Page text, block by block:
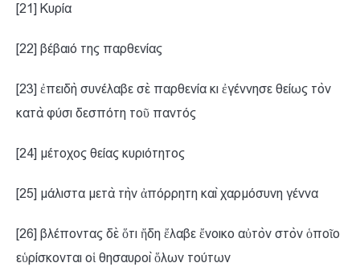
[21] Κυρία
[22] βέβαιό της παρθενίας
[23] ἐπειδὴ συνέλαβε σὲ παρθενία κι ἐγέννησε θείως τὸν
κατὰ φύσι δεσπότη τοῦ παντός
[24] μέτοχος θείας κυριότητος
[25] μάλιστα μετὰ τὴν ἀπόρρητη καὶ χαρμόσυνη γέννα
[26] βλέποντας δὲ ὅτι ἤδη ἔλαβε ἔνοικο αὐτὸν στὸν ὁποῖο
εὑρίσκονται οἱ θησαυροὶ ὅλων τούτων